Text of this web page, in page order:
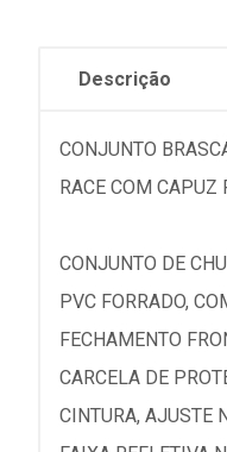
Descrição
CONJUNTO
RACE COM
CONJUNTO DE
PVC FORRADO,
FECHAMENTO
CARCELA DE
CINTURA, AJUSTE